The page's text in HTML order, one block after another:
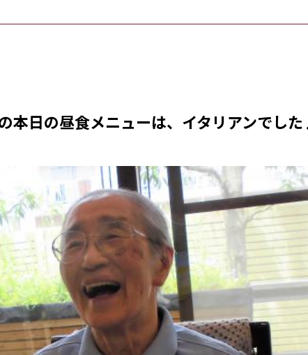
本日の昼食メニューは、イタリアンでし